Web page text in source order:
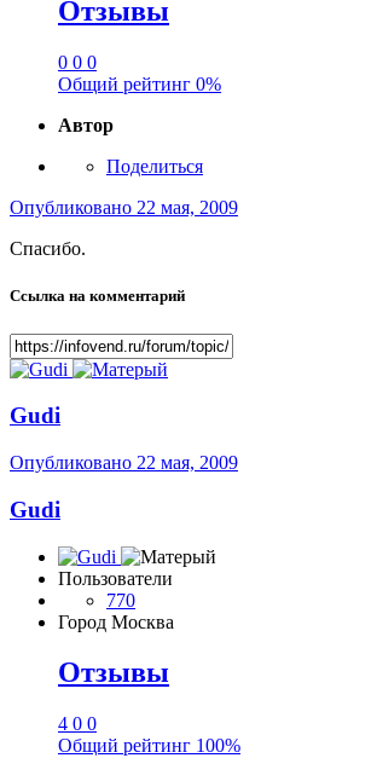
Отзывы
0 0 0
Общий рейтинг 0%
Автор
Поделиться
Опубликовано 22 мая, 2009
Спасибо.
Ссылка на комментарий
Gudi
Опубликовано 22 мая, 2009
Gudi
Пользователи
770
Город Москва
Отзывы
4 0 0
Общий рейтинг 100%